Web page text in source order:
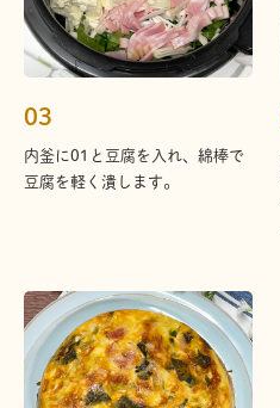
03
内釜に01と豆腐を入れ、綿棒で
豆腐を軽く潰します。